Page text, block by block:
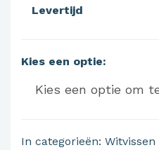
Levertijd
Kies een optie:
In categorieën: Witvissen